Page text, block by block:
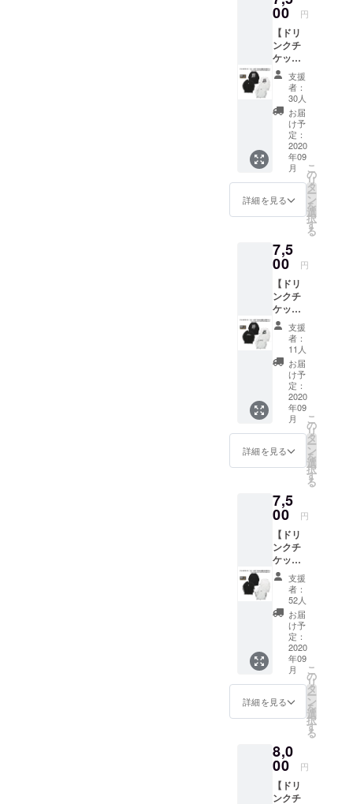
前(又は
ニック
ネーム)
を備考
欄へご
記入く
ださ
い。 ※
掲載不
要の方
は備考
欄へ
【不
要】と
くださ
い
枚 。 有
効期限
は営業
再開か
ら6ヶ月
以内。
TOYPL
ANEス
テッ
カー1
枚。 ●
壁面ポ
スター
へのお
名前掲
はお名
前(又は
ニック
ネーム)
を備考
欄へご
記入く
ださ
い。 ※
掲載不
要の方
は備考
欄へ
【不
要】と
くださ
い
ケット
(1枚)＋
パー
カー(1
枚)。 ●
パー
カー
(GAME
or
JUMP)
1枚。
・サイ
ズ：M /
L / XL /
XXL 8.8
オンス
ウェッ
ト プル
オー
バー
パー
カ。 素
材:綿
100%
裏パイ
ル ● ド
リンク
チケッ
ト3枚。
有効期
限は営
業再開
から6ヶ
スター
へのお
名前掲
載。 ※
掲載可
能な方
はお名
前(又は
ニック
ネーム)
を備考
欄へご
記入く
ださ
い。 ※
要の方
は備考
要】と
ご記入
くださ
い
00 円
【ドリ
ンクチ
ケット
(1枚)＋
L/S T
シャツ
支援
(GAME-
A-)】 ●
GAME-
A-L/S T
シャツ
・サイ
ズ： M /
L / XL /
XXL ●
クチ
ケット1
枚 有効
期限は
営業再
開から
6ヶ月以
内。 ●
壁面ポ
スター
へのお
名前掲
載可能
な方は
お名前
(又は
欄へご
記入く
ださ
い。 ※
掲載不
要の方
は備考
欄へ
【不
要】と
ご記入
くださ
支援
者：
30人
お届
け予
定：
2020
年09
月
詳細を見る
こ
の
リ
タ
ー
ン
を
選
択
す
る
7,5
00 円
【ドリ
ンクチ
ケット
(1枚)＋
L/S T
シャツ
支援
(JUMP-
A-)】 ●
JUMP-
A-L/S T
シャツ
・サイ
ズ： M /
L / XL /
XXL ●
クチ
ケット1
枚 有効
期限は
営業再
開から
6ヶ月以
内。 ●
壁面ポ
スター
へのお
名前掲
載可能
な方は
お名前
(又は
欄へご
記入く
ださ
い。 ※
掲載不
支援
者：
11人
お届
け予
定：
2020
年09
月
詳細を見る
こ
の
リ
タ
ー
ン
を
選
択
す
る
7,5
00 円
【ドリ
ンクチ
ケット
(1枚)＋
L/S T
シャツ
支援
(GAME-
B-)】 ●
GAME-
B-L/S T
シャツ
・サイ
ズ：M /
L / XL /
XXL ●
クチ
ケット1
枚 有効
期限は
営業再
支援
者：
52人
お届
け予
定：
2020
年09
月
詳細を見る
こ
の
リ
タ
ー
ン
を
選
択
す
る
8,0
00 円
【ドリ
ンクチ